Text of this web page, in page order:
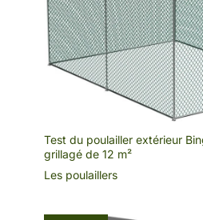
Test du poulailler extérieur
grillagé de 12 m²
Les poulaillers